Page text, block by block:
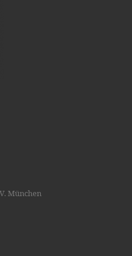
München